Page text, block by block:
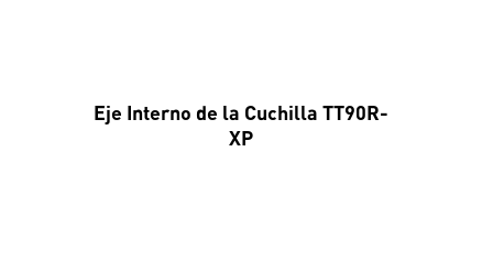
Eje Interno de la Cuchilla TT90R-
XP